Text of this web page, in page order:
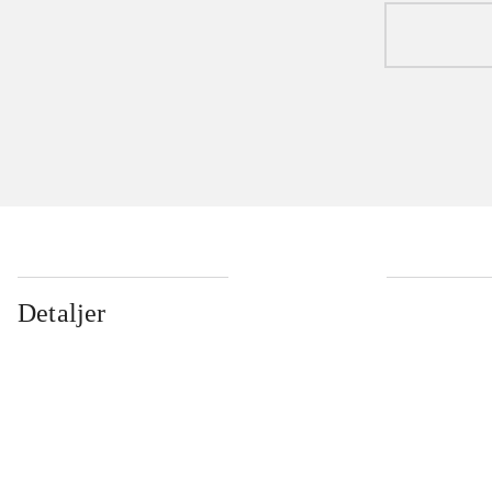
Detaljer